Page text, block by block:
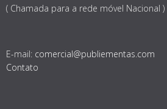
( Chamada para a rede móvel Nacional )
E-mail: comercial@publiementas.com
Contato